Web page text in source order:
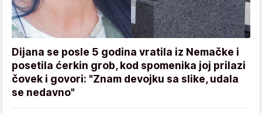
Dijana se posle 5 godina vratila iz Nemačke i
posetila ćerkin grob, kod spomenika joj prilazi
čovek i govori: "Znam devojku sa slike, udala
se nedavno"